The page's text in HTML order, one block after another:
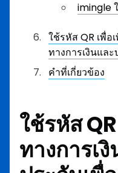
imingle
ใช้รหัส QR เพื่
ทางการเงินแล
คำที่เกี่ยวข้อง
ใช้รหัส
ทางการเ